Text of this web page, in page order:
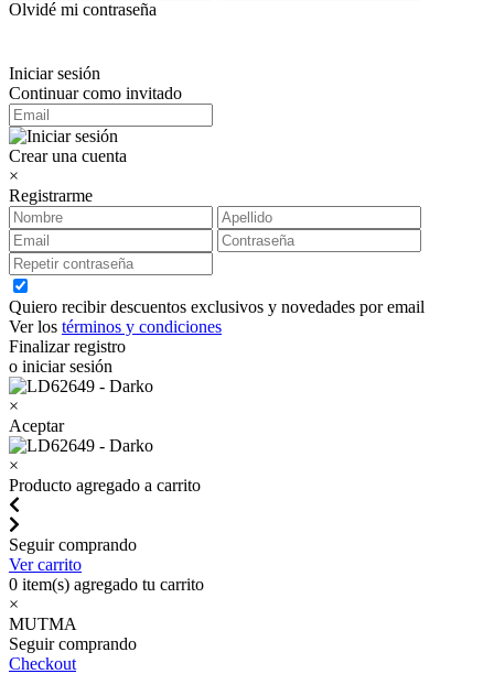
Olvidé mi contraseña
Iniciar sesión
Continuar como invitado
Crear una cuenta
×
Registrarme
Quiero recibir descuentos exclusivos y novedades por email
Ver los términos y condiciones
Finalizar registro
o iniciar sesión
×
Aceptar
×
Producto agregado a carrito
Seguir comprando
Ver carrito
0 item(s) agregado tu carrito
×
MUTMA
Seguir comprando
Checkout